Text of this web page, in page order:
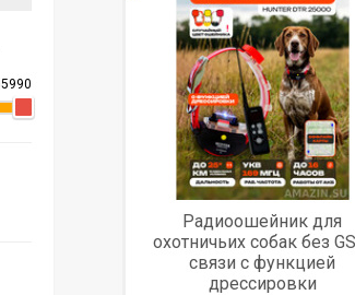
Радиоошейник для
охотничьих собак без
связи с функцией
дрессировки